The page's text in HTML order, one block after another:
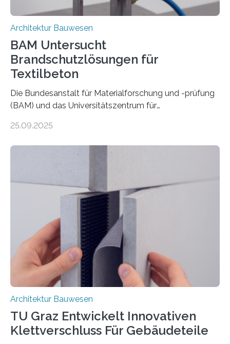
Architektur Bauwesen
BAM Untersucht
Brandschutzlösungen für
Textilbeton
Die Bundesanstalt für Materialforschung und -prüfung
(BAM) und das Universitätszentrum für
untersuchen in einem gemeinsamen Forschungsprojekt
Ziel ist es, die Einsatzmöglichkeiten dieses innovativen
Textilbeton ist ein moderner Verbundwerkstoff, der aus
einer feinkörnigen Betonmatrix und einer textilen
Bewehrung besteht – meist aus Carbon-, Glas- oder
Basaltfasern. Anders als herkömmlicher Stahlbeton, bei
dem Stahlstäbe zur…
25.09.2025
Architektur Bauwesen
TU Graz Entwickelt Innovativen
Klettverschluss Für Gebäudeteile